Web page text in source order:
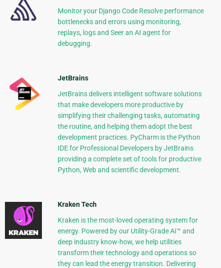
Monitor your Django Code Resolve performance
bottlenecks and errors using monitoring,
replays, logs and Seer an AI agent for
debugging.
JetBrains
JetBrains delivers intelligent software solutions
that make developers more productive by
simplifying their challenging tasks, automating
the routine, and helping them adopt the best
development practices. PyCharm is the Python
IDE for Professional Developers by JetBrains
providing a complete set of tools for productive
Python, Web and scientific development.
Kraken Tech
Kraken is the most-loved operating system for
energy. Powered by our Utility-Grade AI™ and
deep industry know-how, we help utilities
transform their technology and operations so
they can lead the energy transition. Delivering